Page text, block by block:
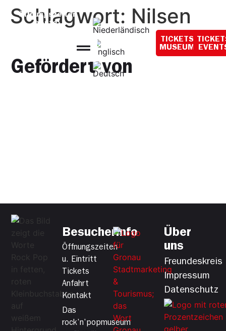
springenÖffnungszeiten
heute:
TICKETS
MUSEUM
Schlagwort: Nilsen
Gefördert von
Besucherinfo
Öffnungszeiten
u. Eintritt
Tickets
Anfahrt
Kontakt
Das
rock’n’popmuseum
Über
uns
Freundeskreis
Impressum
Datenschutz